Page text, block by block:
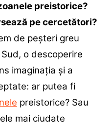
preistorice?
pe cercetători?
de peșteri greu
o descoperire
imaginația și a
ar putea fi
preistorice? Sau
mai ciudate